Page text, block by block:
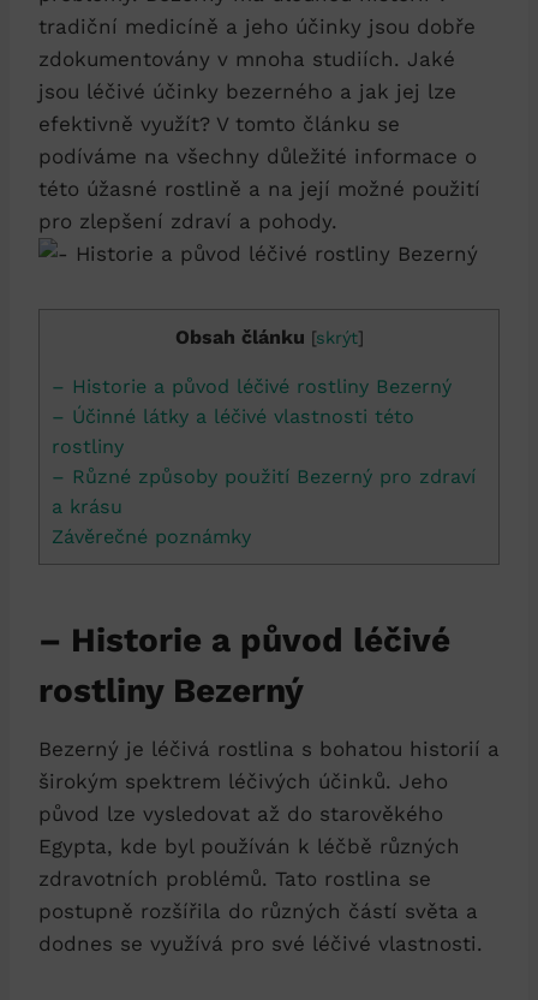
tradiční medicíně a jeho ​účinky jsou dobře ​
zdokumentovány v mnoha studiích. Jaké
⁢jsou léčivé účinky bezerného a jak jej lze
efektivně využít? V ‌tomto článku‍ se
podíváme na všechny ‍důležité informace o
⁤této úžasné rostlině a⁤ na ​její možné použití
pro zlepšení zdraví a pohody.
Obsah článku [skrýt]
– Historie a původ léčivé⁢ rostliny Bezerný
– Účinné ‍látky ⁣a léčivé vlastnosti této
rostliny
– ​Různé způsoby‌ použití Bezerný pro ​zdraví⁤
a ⁤krásu
Závěrečné poznámky
– Historie a původ léčivé⁢
rostliny Bezerný
Bezerný je léčivá rostlina s bohatou historií a
širokým spektrem léčivých účinků. Jeho⁤
původ lze vysledovat ‌až do starověkého ​
Egypta, kde⁤ byl používán‌ k⁣ léčbě různých
zdravotních problémů. Tato rostlina⁣ se⁤
postupně rozšířila do různých částí světa a
dodnes se využívá pro své léčivé vlastnosti.